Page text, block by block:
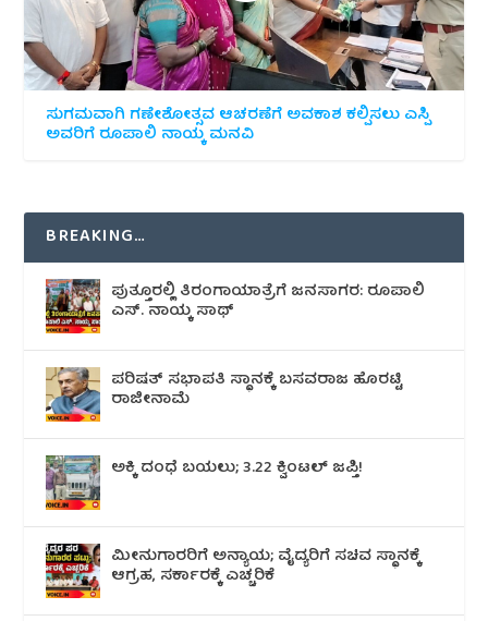
ಸುಗಮವಾಗಿ ಗಣೇಶೋತ್ಸವ ಆಚರಣೆಗೆ ಅವಕಾಶ ಕಲ್ಪಿಸಲು ಎಸ್ಪಿ
ಅವರಿಗೆ ರೂಪಾಲಿ ನಾಯ್ಕ ಮನವಿ
BREAKING…
ಪುತ್ತೂರಲ್ಲಿ ತಿರಂಗಾಯಾತ್ರೆಗೆ ಜನಸಾಗರ: ರೂಪಾಲಿ
ಎಸ್. ನಾಯ್ಕ ಸಾಥ್
ಪರಿಷತ್ ಸಭಾಪತಿ ಸ್ಥಾನಕ್ಕೆ ಬಸವರಾಜ ಹೊರಟ್ಟಿ
ರಾಜೀನಾಮೆ
ಅಕ್ಕಿ ದಂಧೆ ಬಯಲು; 3.22 ಕ್ವಿಂಟಲ್ ಜಪ್ತಿ!
ಮೀನುಗಾರರಿಗೆ ಅನ್ಯಾಯ; ವೈದ್ಯರಿಗೆ ಸಚಿವ ಸ್ಥಾನಕ್ಕೆ
ಆಗ್ರಹ, ಸರ್ಕಾರಕ್ಕೆ ಎಚ್ಚರಿಕೆ